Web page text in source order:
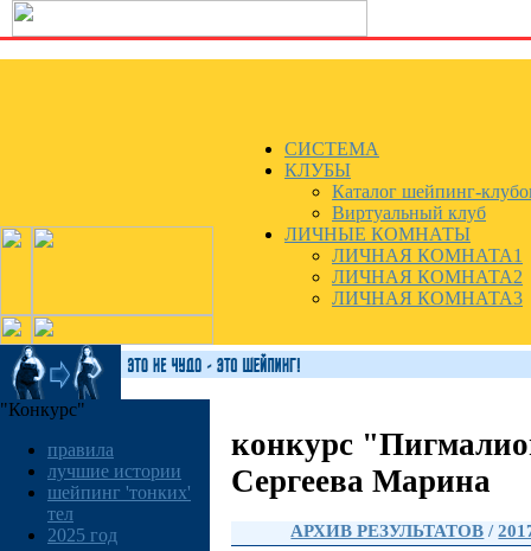
СИСТЕМА
КЛУБЫ
Каталог шейпинг-
Виртуальный клуб
ЛИЧНЫЕ КОМНАТЫ
ЛИЧНАЯ КОМНАТА1
ЛИЧНАЯ КОМНАТА2
ЛИЧНАЯ КОМНАТА3
"Конкурс"
правила
лучшие истории
шейпинг 'тонких'
тел
2025 год
конкурс
Сергеева Марина
АРХИВ РЕЗУЛЬТАТОВ /